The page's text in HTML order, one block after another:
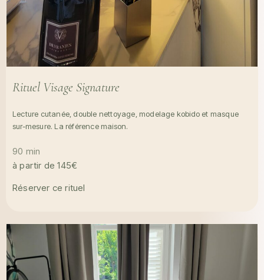
Rituel Visage Signature
Lecture cutanée, double nettoyage, modelage kobido et masque
sur-mesure. La référence maison.
90 min
à partir de 145€
Réserver ce rituel